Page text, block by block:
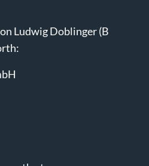
Ludwig Doblinger (B